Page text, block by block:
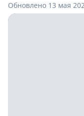
Обновлено 13 мая